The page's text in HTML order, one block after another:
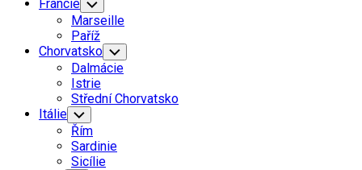
Francie Toggle
Child
Menu
Marseille
Paříž
Chorvatsko Toggle
Child
Menu
Dalmácie
Istrie
Střední Chorvatsko
Itálie Toggle
Child
Menu
Řím
Sardinie
Sicílie